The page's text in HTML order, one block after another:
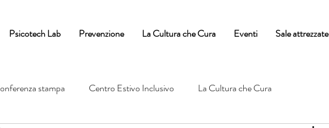
Psicotech Lab Prevenzione La Cultura che Cura Eventi Sale attrezzate
stampa Centro Estivo Inclusivo La Cultura che Cura